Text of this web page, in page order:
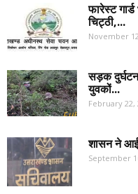
फारेस्ट
चिट्ठी,...
November
सड़क
युवकों...
February 22,
शासन ने
September